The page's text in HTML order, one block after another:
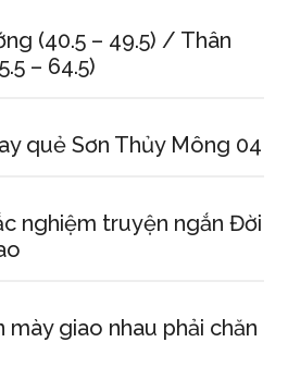
(40.5 – 49.5) / Thân
– 64.5)
quẻ Sơn Thủy Mông 04
nghiệm truyện ngắn Đời
mày giao nhau phải chăn